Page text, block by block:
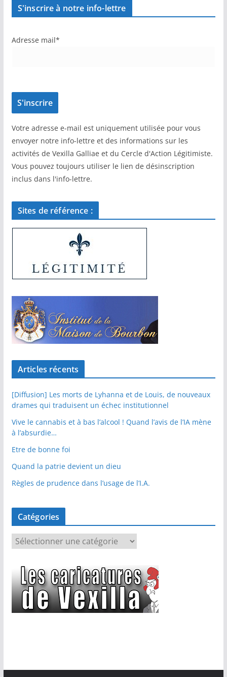
S'inscrire à notre info-lettre
Adresse mail*
Votre adresse e-mail est uniquement utilisée pour vous
envoyer notre info-lettre et des informations sur les
activités de Vexilla Galliae et du Cercle d'Action Légitimiste.
Vous pouvez toujours utiliser le lien de désinscription
inclus dans l'info-lettre.
Sites de référence :
Articles récents
[Diffusion] Les morts de Lyhanna et de Louis, de nouveaux
drames qui traduisent un échec institutionnel
Vive le cannabis et à bas l’alcool ! Quand l’avis de l’IA mène
à l’absurdie…
Etre de bonne foi
Quand la patrie devient un dieu
Règles de prudence dans l’usage de l’I.A.
Catégories
é
g
o
r